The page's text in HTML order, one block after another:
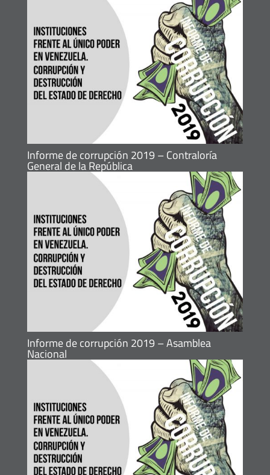
Informe de corrupción 2019 – Contraloría
General de la República
Informe de corrupción 2019 – Asamblea
Nacional